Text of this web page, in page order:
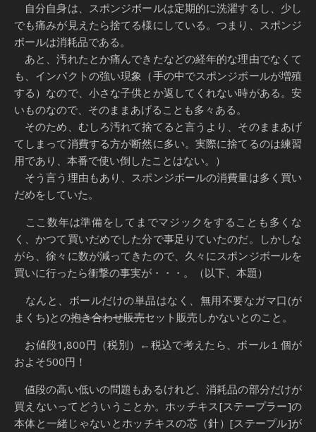
自分自身は、スポンジボールは定期的に洗濯するし、少し
でも痛みが見えたら捨てる様にしている。つまり、スポンジ
ボールは消耗品である。
あと、汚れたとか痛んできたなどの経年的な理由でなくて
も、インパクトの強い現象（手の中でスポンジボールが増殖
する）なので、小さな子供とか返してくれない時がある。安
いものなので、そのままあげることも多々ある。
そのため、むしろ汚れて捨てると言うより、そのままあげ
てしまって消費する方が断然に多い。実際に捨てるのは練習
用であり、本番で使い倒したことはない。）
そう言う理由もあり、スポンジボールの消費量は多く買い
だめをしていた。
ここ数年は準備をしてまでマジックをすることも多くな
く、かつて買いだめでした分で事足りていたのだ。しかしな
がら、徐々に数が減ってきたので、久々にスポンジボールを
買いに行ったら衝撃の事実が・・・。（以下、本題）
なんと、ボールだけの単品はなく、無用不要なガマ口(が
まくち)との抱き合わせ販売セット販売しかないとのこと。
お値段1,800円（税別）←税込で考えたら、ボール１個が
およそ500円！
値段の高い低いの問題もあるけれど、消耗品の部分だけが
買えないってどういうことか。ホッチキス[ステープラー]の
本体と一緒じゃないとホッチキスの芯（針）[ステープル]が